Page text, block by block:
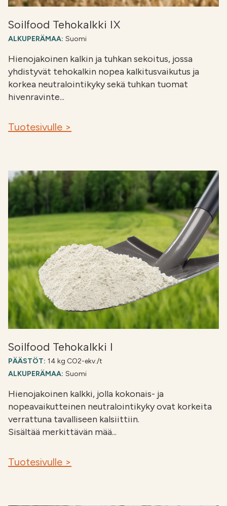
Soilfood Tehokalkki IX
ALKUPERÄMAA: Suomi
Hienojakoinen kalkin ja tuhkan sekoitus, jossa
yhdistyvät tehokalkin nopea kalkitusvaikutus ja
korkea neutralointikyky sekä tuhkan tuomat
hivenravinte...
Tuotesivulle >
Soilfood Tehokalkki I
PÄÄSTÖT: 14 kg CO2-ekv./t
ALKUPERÄMAA: Suomi
Hienojakoinen kalkki, jolla kokonais- ja
nopeavaikutteinen neutralointikyky ovat korkeita
verrattuna tavalliseen kalsiittiin.
Sisältää merkittävän mää...
Tuotesivulle >